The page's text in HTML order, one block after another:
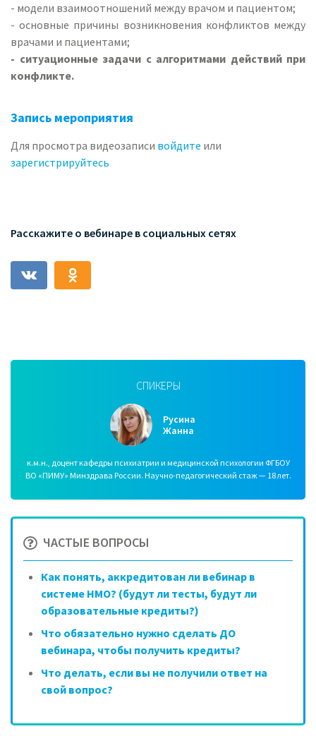
- модели взаимоотношений между врачом и пациентом;
- основные причины возникновения конфликтов между
врачами и пациентами;
- ситуационные задачи с алгоритмами действий при
конфликте.
Запись мероприятия
Для просмотра видеозаписи войдите или
зарегистрируйтесь
Расскажите о вебинаре в социальных сетях
СПИКЕРЫ
Русина
Жанна
к.м.н., доцент кафедры психиатрии и медицинской психологии ФГБОУ
ВО «ПИМУ» Минздрава России. Научно-педагогический стаж — 18 лет.
ЧАСТЫЕ ВОПРОСЫ
Как понять, аккредитован ли вебинар в
системе НМО? (будут ли тесты, будут ли
образовательные кредиты?)
Что обязательно нужно сделать ДО
вебинара, чтобы получить кредиты?
Что делать, если вы не получили ответ на
свой вопрос?